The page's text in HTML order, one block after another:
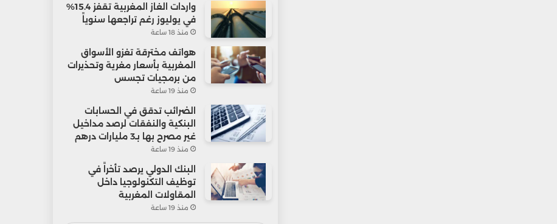
واردات الغاز المغربية تقفز 15.4%
في يوليوز رغم تراجعها سنوياً
منذ 18 ساعة
هواتف مخترقة تغزو الأسواق
المغربية بأسعار مغرية وتحذيرات
من برمجيات تجسس
منذ 19 ساعة
الضرائب تدقق في الحسابات
البنكية والنفقات لرصد مداخيل
غير مصرح بها بـ3 مليارات درهم
منذ 19 ساعة
البنك الدولي يرصد تأخراً في
توظيف التكنولوجيا داخل
المقاولات المغربية
منذ 19 ساعة